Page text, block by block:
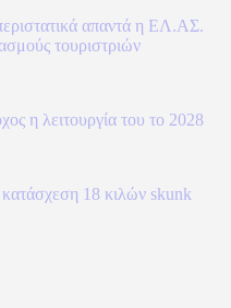
απαντά η ΕΛ.ΑΣ.
τουριστριών
η λειτουργία του το 2028
κατάσχεση 18 κιλών skunk